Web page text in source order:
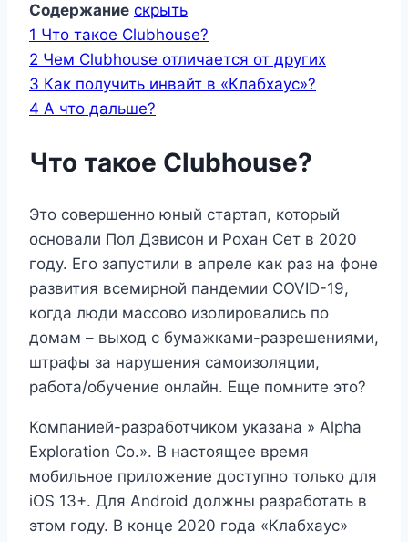
Содержание скрыть
1 Что такое Clubhouse?
2 Чем Clubhouse отличается от других
3 Как получить инвайт в «Клабхаус»?
4 А что дальше?
Что такое Clubhouse?
Это совершенно юный стартап, который
основали Пол Дэвисон и Рохан Сет в 2020
году. Его запустили в апреле как раз на фоне
развития всемирной пандемии COVID-19,
когда люди массово изолировались по
домам – выход с бумажками-разрешениями,
штрафы за нарушения самоизоляции,
работа/обучение онлайн. Еще помните это?
Компанией-разработчиком указана » Alpha
Exploration Co.». В настоящее время
мобильное приложение доступно только для
iOS 13+. Для Android должны разработать в
этом году. В конце 2020 года «Клабхаус»